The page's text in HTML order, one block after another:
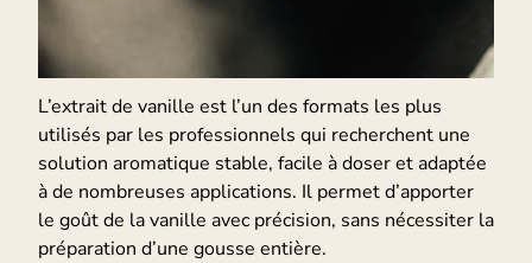
L’extrait de vanille est l’un des formats les plus
utilisés par les professionnels qui recherchent une
solution aromatique stable, facile à doser et adaptée
à de nombreuses applications. Il permet d’apporter
le goût de la vanille avec précision, sans nécessiter la
préparation d’une gousse entière.